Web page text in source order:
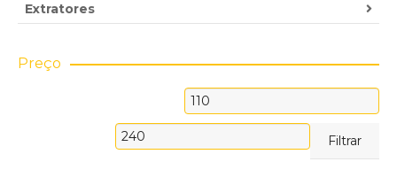
Extratores
Preço
Filtrar